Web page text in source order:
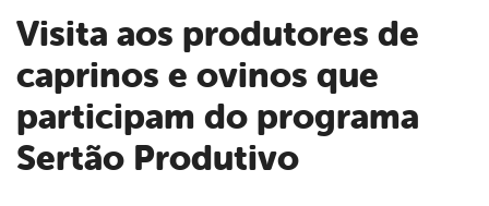
Visita aos produtores de
caprinos e ovinos que
participam do programa
Sertão Produtivo